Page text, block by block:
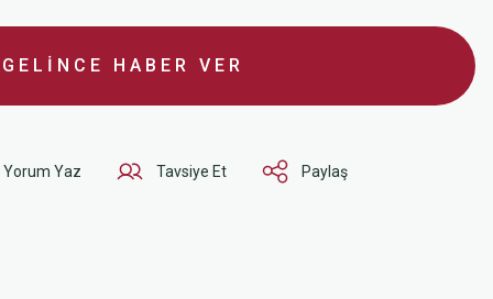
GELİNCE HABER VER
Yorum Yaz Tavsiye Et Paylaş